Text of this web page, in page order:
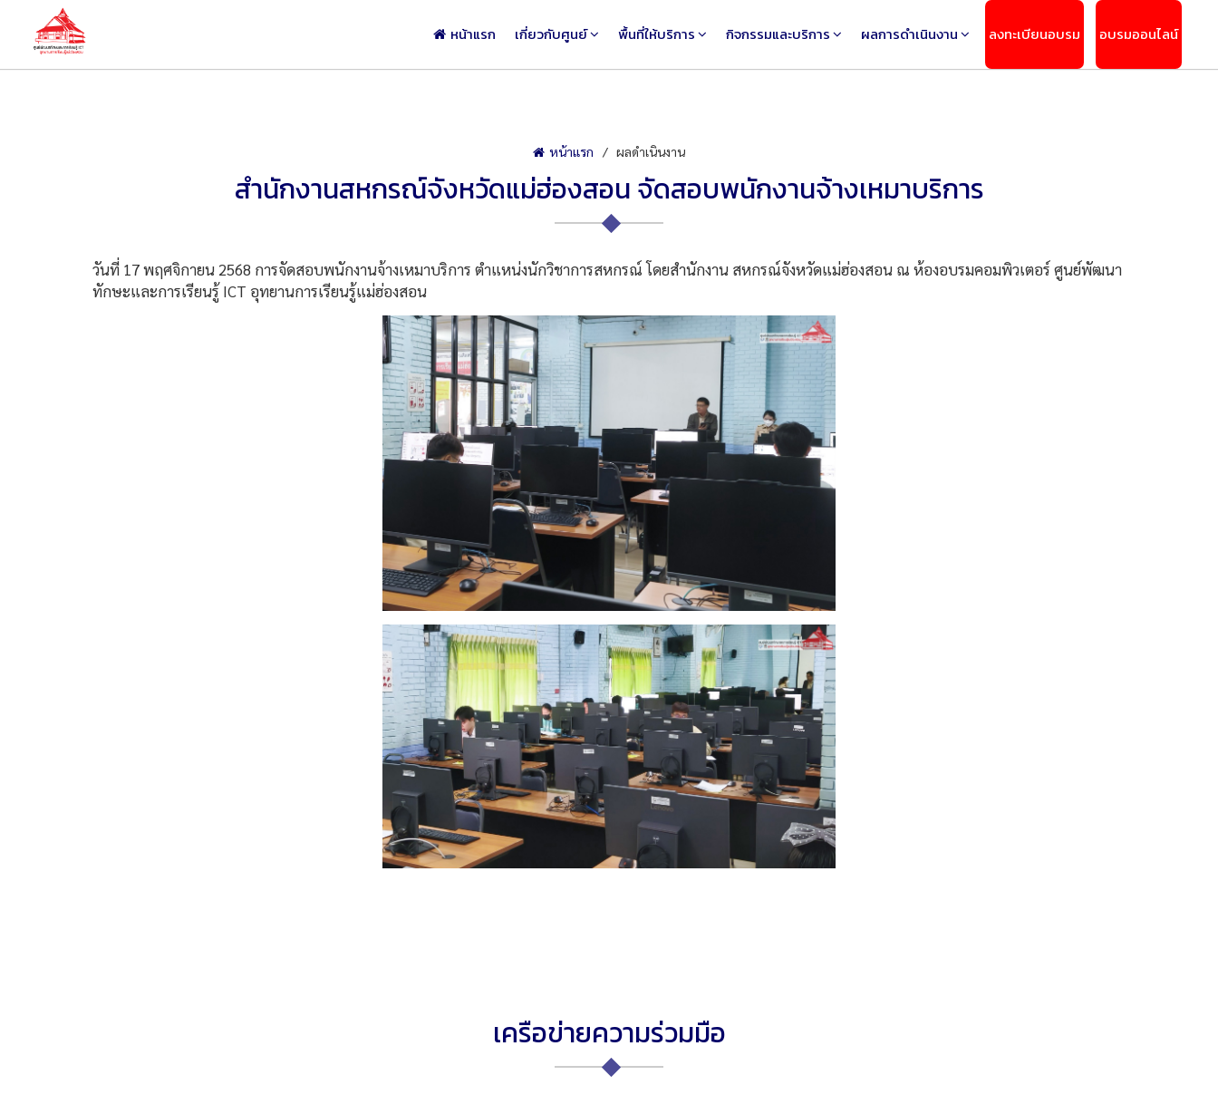
หน้าแรก เกี่ยวกับศูนย์ พื้นที่ให้บริการ กิจกรรมและบริการ ผลการดำเนินงาน ลงทะเบียนอบรม อบรมออนไลน์
หน้าแรก ผลดำเนินงาน
สำนักงานสหกรณ์จังหวัดแม่ฮ่องสอน จัดสอบพนักงานจ้างเหมาบริการ
วันที่ 17 พฤศจิกายน 2568 การจัดสอบพนักงานจ้างเหมาบริการ ตำแหน่งนักวิชาการสหกรณ์ โดยสำนักงาน สหกรณ์จังหวัดแม่ฮ่องสอน ณ ห้องอบรมคอมพิวเตอร์ ศูนย์พัฒนา
ทักษะและการเรียนรู้ ICT อุทยานการเรียนรู้แม่ฮ่องสอน
เครือข่ายความร่วมมือ